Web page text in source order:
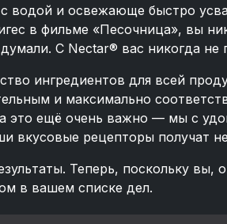
водой и освежающе быстро
в фильме «Песочница», вы
С Nectar® вас никогда
ингредиентов для всей
и максимально
ещё очень важно — мы с
вкусовые рецепторы получат
Теперь, поскольку
в вашем списке дел.